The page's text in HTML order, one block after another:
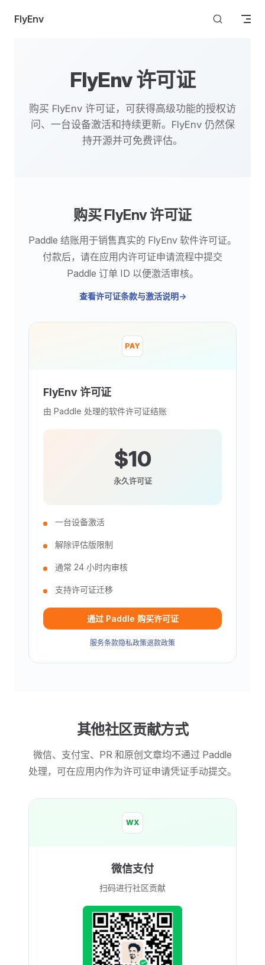
Skip to content
FlyEnv
FlyEnv 许可证
购买 FlyEnv 许可证，可获得高级功能的授权访
问、一台设备激活和持续更新。FlyEnv 仍然保
持开源并可免费评估。
购买 FlyEnv 许可证
Paddle 结账用于销售真实的 FlyEnv 软件许可证。
付款后，请在应用内许可证申请流程中提交
Paddle 订单 ID 以便激活审核。
查看许可证条款与激活说明->
PAY
FlyEnv 许可证
由 Paddle 处理的软件许可证结账
$10
永久许可证
一台设备激活
解除评估版限制
通常 24 小时内审核
支持许可证迁移
通过 Paddle 购买许可证
服务条款隐私政策退款政策
其他社区贡献方式
微信、支付宝、PR 和原创文章均不通过 Paddle
处理，可在应用内作为许可证申请凭证手动提交。
WX
微信支付
扫码进行社区贡献